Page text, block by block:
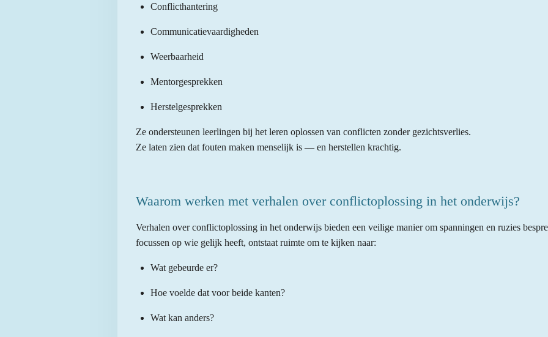
Conflicthantering
Communicatievaardigheden
Weerbaarheid
Mentorgesprekken
Herstelgesprekken
Ze ondersteunen leerlingen bij het leren oplossen van conflicten zonder gezichtsverlies.
Ze laten zien dat fouten maken menselijk is — en herstellen krachtig.
Waarom werken met verhalen over conflictoplossing in het onderwijs?
Verhalen over conflictoplossing in het onderwijs bieden een veilige manier om spanningen en ruzies
focussen op wie gelijk heeft, ontstaat ruimte om te kijken naar:
Wat gebeurde er?
Hoe voelde dat voor beide kanten?
Wat kan anders?